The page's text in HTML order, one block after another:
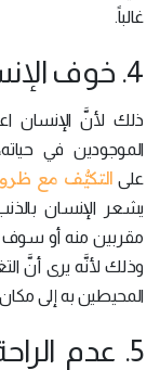
غالباً.
4. خوف الإنسان من المجهول:
ذلك لأنَّ الإنسان
الموجودين في
على التكيُّف مع
يشعر الإنسان
مقربين منه أو سوف
وذلك لأنَّه يرى أنَّ
المحيطين به إلى
5. عدم